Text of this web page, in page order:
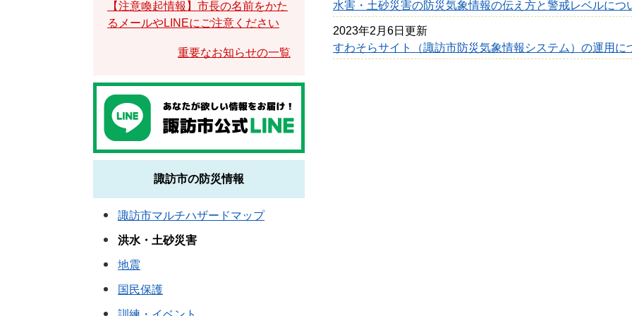
水害・土砂災害の防災気象情報の伝え方と警戒レベルにつ
2023年2月6日更新
すわそらサイト（諏訪市防災気象情報システム）の運用に
【注意喚起情報】市長の名前をかた
るメールやLINEにご注意ください
重要なお知らせの一覧
諏訪市の防災情報
諏訪市マルチハザードマップ
洪水・土砂災害
地震
国民保護